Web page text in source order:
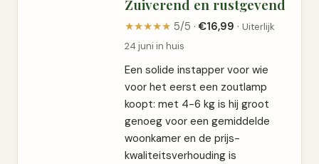
Zuiverend en rustgevend
★★★★★ 5/5 ·€16,99 · Uiterlijk
24 juni in huis
Een solide instapper voor wie
voor het eerst een zoutlamp
koopt: met 4-6 kg is hij groot
genoeg voor een gemiddelde
woonkamer en de prijs-
kwaliteitsverhouding is